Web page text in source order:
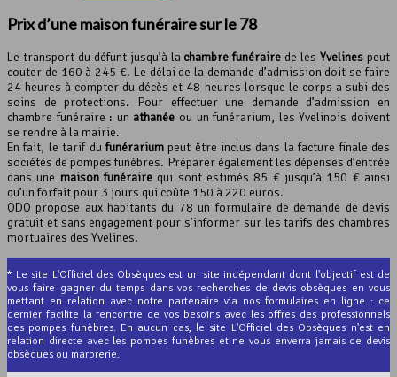
Prix d’une maison funéraire sur le 78
Le transport du défunt jusqu’à la chambre funéraire de les Yvelines peut
couter de 160 à 245 €. Le délai de la demande d’admission doit se faire
24 heures à compter du décès et 48 heures lorsque le corps a subi des
soins de protections. Pour effectuer une demande d’admission en
chambre funéraire : un athanée ou un funérarium, les Yvelinois doivent
se rendre à la mairie.
En fait, le tarif dufunérarium peut être inclus dans la facture finale des
sociétés de pompes funèbres. Préparer également les dépenses d’entrée
dans une maison funéraire qui sont estimés 85 € jusqu’à 150 € ainsi
qu’un forfait pour 3 jours qui coûte 150 à 220 euros.
ODO propose aux habitants du 78 un formulaire de demande de devis
gratuit et sans engagement pour s’informer sur les tarifs des chambres
mortuaires des Yvelines.
* Le site L'Officiel des Obsèques est un site indépendant dont l'objectif est de
vous faire gagner du temps dans vos recherches de devis obsèques en vous
mettant en relation avec notre partenaire via nos formulaires en ligne : ce
dernier facilite la rencontre de vos besoins avec les offres des professionnels
des pompes funèbres. En aucun cas, le site L'Officiel des Obsèques n'est en
relation directe avec les pompes funèbres et ne vous enverra jamais de devis
obsèques ou marbrerie.